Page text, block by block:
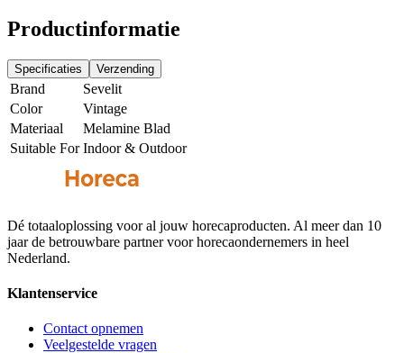
Productinformatie
Specificaties Verzending
Brand
Sevelit
Color
Vintage
Materiaal
Melamine Blad
Suitable For Indoor & Outdoor
Dé totaaloplossing voor al jouw horecaproducten. Al meer dan 10
jaar de betrouwbare partner voor horecaondernemers in heel
Nederland.
Klantenservice
Contact opnemen
Veelgestelde vragen